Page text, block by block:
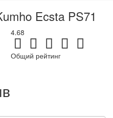
Ecsta PS71
4.68
Общий рейтинг